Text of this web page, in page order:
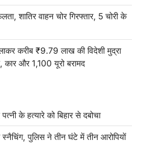
शातिर वाहन चोर गिरफ्तार, 5 चोरी के
करीब ₹9.79 लाख की विदेशी मुद्रा
कार और 1,100 यूरो बरामद
के हत्यारे को बिहार से दबोचा
स्नैचिंग, पुलिस ने तीन घंटे में तीन आरोपियों